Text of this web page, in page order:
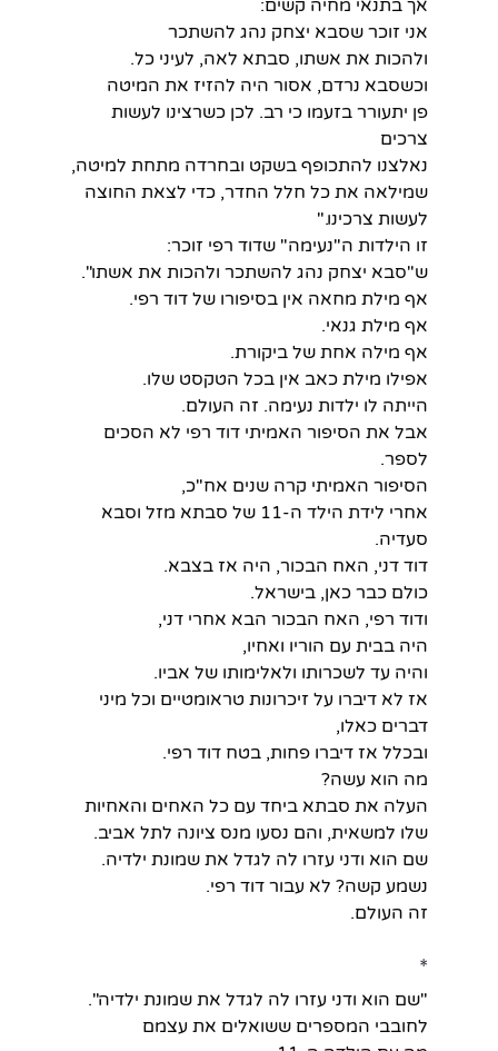
אך בתנאי מחיה קשים:
אני זוכר שסבא יצחק נהג להשתכר
ולהכות את אשתו, סבתא לאה, לעיני כל.
וכשסבא נרדם, אסור היה להזיז את המיטה
פן יתעורר בזעמו כי רב. לכן כשרצינו לעשות
צרכים
נאלצנו להתכופף בשקט ובחרדה מתחת למיטה,
שמילאה את כל חלל החדר, כדי לצאת החוצה
לעשות צרכינו."
זו הילדות ה"נעימה" שדוד רפי זוכר:
ש"סבא יצחק נהג להשתכר ולהכות את אשתו".
אף מילת מחאה אין בסיפורו של דוד רפי.
אף מילת גנאי.
אף מילה אחת של ביקורת.
אפילו מילת כאב אין בכל הטקסט שלו.
הייתה לו ילדות נעימה. זה העולם.
אבל את הסיפור האמיתי דוד רפי לא הסכים
לספר.
הסיפור האמיתי קרה שנים אח"כ,
אחרי לידת הילד ה-11 של סבתא מזל וסבא
סעדיה.
דוד דני, האח הבכור, היה אז בצבא.
כולם כבר כאן, בישראל.
ודוד רפי, האח הבכור הבא אחרי דני,
היה בבית עם הוריו ואחיו,
והיה עד לשכרותו ולאלימותו של אביו.
אז לא דיברו על זיכרונות טראומטיים וכל מיני
דברים כאלו,
ובכלל אז דיברו פחות, בטח דוד רפי.
מה הוא עשה?
העלה את סבתא ביחד עם כל האחים והאחיות
שלו למשאית, והם נסעו מנס ציונה לתל אביב.
שם הוא ודני עזרו לה לגדל את שמונת ילדיה.
נשמע קשה? לא עבור דוד רפי.
זה העולם.
*
"שם הוא ודני עזרו לה לגדל את שמונת ילדיה".
לחובבי המספרים ששואלים את עצמם